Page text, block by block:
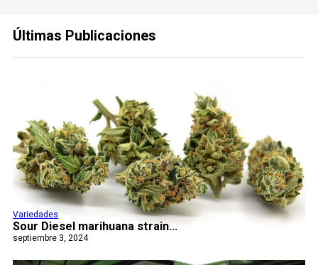
Últimas Publicaciones
Sour Diesel marihuana strain...
Variedades
septiembre 3, 2024